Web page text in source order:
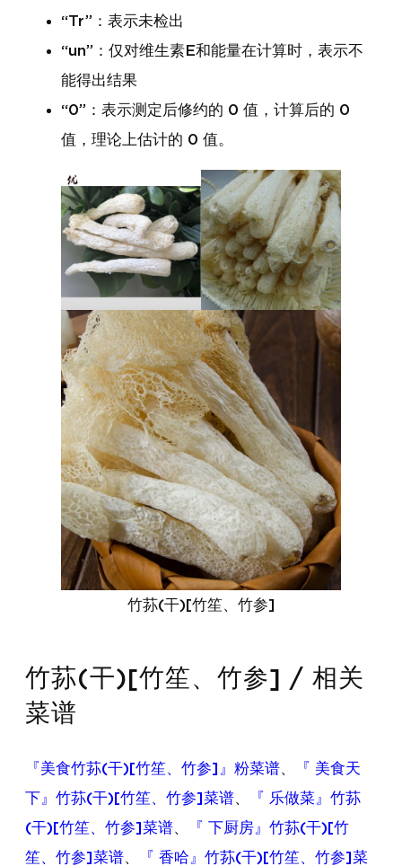
“Tr”：表示未检出
“un”：仅对维生素E和能量在计算时，表示不
能得出结果
“0”：表示测定后修约的 0 值，计算后的 0
值，理论上估计的 0 值。
竹荪(干)[竹笙、竹参]
竹荪(干)[竹笙、竹参] / 相关
菜谱
『美食竹荪(干)[竹笙、竹参]』粉菜谱、
『 美食天
下』竹荪(干)[竹笙、竹参]菜谱、
『 乐做菜』竹荪
(干)[竹笙、竹参]菜谱、
『 下厨房』竹荪(干)[竹
笙、竹参]菜谱、
『 香哈』竹荪(干)[竹笙、竹参]菜